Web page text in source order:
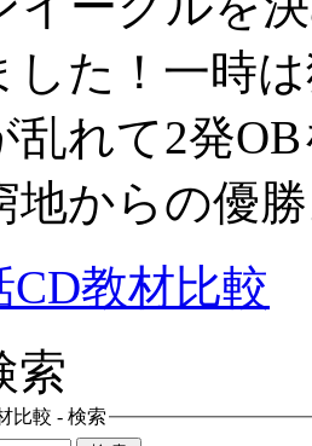
した！一時
乱れて2発
地からの優
教材比較
索
比較 - 検索